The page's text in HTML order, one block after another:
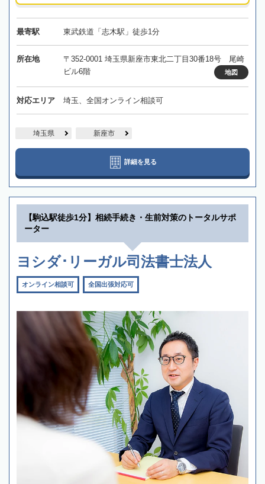
最寄駅 東武鉄道「志木駅」徒歩1分
所在地
〒352-0001 埼玉県新座市東北二丁目30番18号 尾崎
ビル6階
地図
対応エリア 埼玉、全国オンライン相談可
埼玉県 新座市
詳細を見る
【駒込駅徒歩1分】相続手続き・生前対策のトータルサポ
ーター
ヨシダ･リーガル司法書士法人
オンライン相談可 全国出張対応可